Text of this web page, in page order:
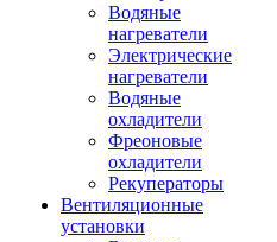
Водяные
нагреватели
Электрические
нагреватели
Водяные
охладители
Фреоновые
охладители
Рекуператоры
Вентиляционные
установки